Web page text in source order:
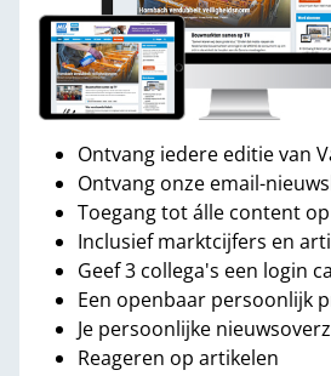
Ontvang iedere editie van
Ontvang onze email-
Toegang tot álle content
Inclusief marktcijfers en
Geef 3 collega's een login
Een openbaar persoonlijk
Je persoonlijke
Reageren op artikelen